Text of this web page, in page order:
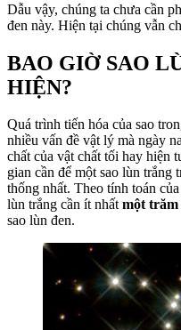
Dẫu vậy, chúng ta chưa cần
đen này. Hiện tại chúng vẫn
BAO GIỜ SAO
HIỆN?
Quá trình tiến hóa của sao
nhiều vấn đề vật lý mà ngày
chất của vật chất tối hay hiện
gian cần để một sao lùn trắng
thống nhất. Theo tính toán
lùn trắng cần ít nhấtmột
sao lùn đen.